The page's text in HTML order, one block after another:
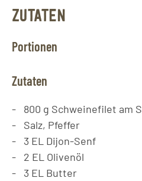
ZUTATEN
Portionen
Zutaten
800 g Schweinefilet am
Salz, Pfeffer
3 EL Dijon-Senf
2 EL Olivenöl
3 EL Butter